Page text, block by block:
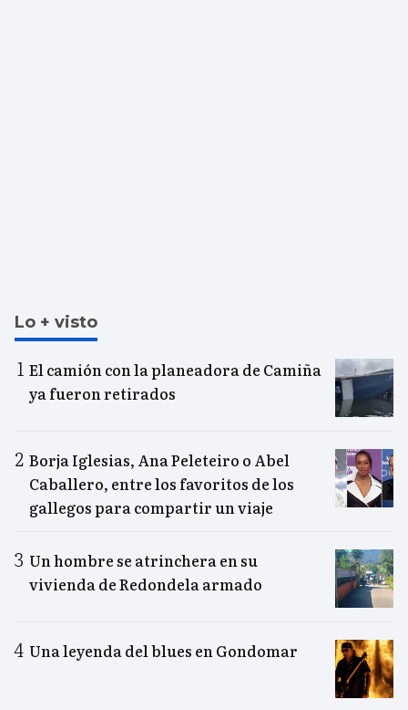
Lo + visto
El camión con la planeadora de Camiña
ya fueron retirados
Borja Iglesias, Ana Peleteiro o Abel
Caballero, entre los favoritos de los
gallegos para compartir un viaje
Un hombre se atrinchera en su
vivienda de Redondela armado
Una leyenda del blues en Gondomar